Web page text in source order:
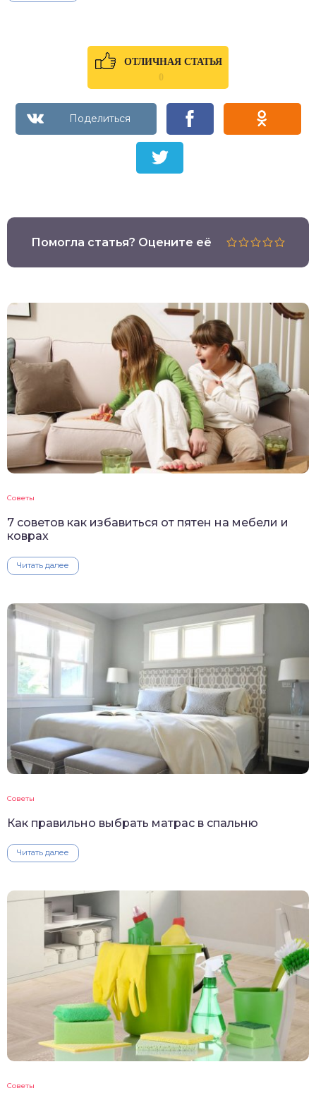
ОТЛИЧНАЯ СТАТЬЯ
0
Помогла статья? Оцените её
Советы
7 советов как избавиться от пятен на мебели и
коврах
Читать далее
Советы
Как правильно выбрать матрас в спальню
Читать далее
Советы